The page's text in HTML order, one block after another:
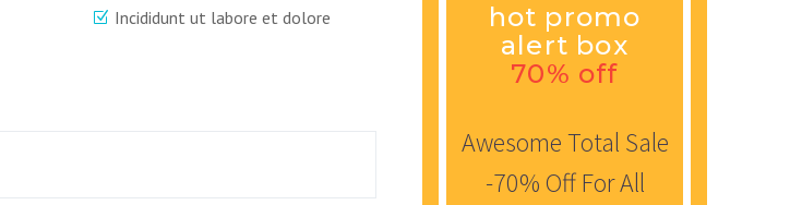
Incididunt ut labore et dolore
hot promo
alert box
70% off
Awesome Total Sale
-70% Off For All